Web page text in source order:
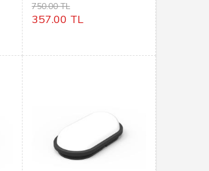
750.00 TL
357.00 TL